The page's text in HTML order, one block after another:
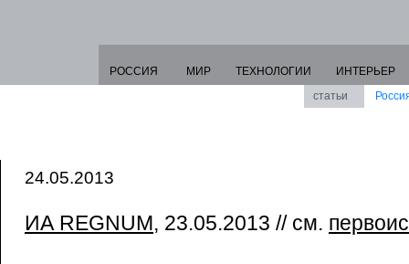
РОССИЯ МИР ТЕХНОЛОГИИ
ИНТЕРЬЕР
статьи
24.05.2013
ИА REGNUM, 23.05.2013 // см.